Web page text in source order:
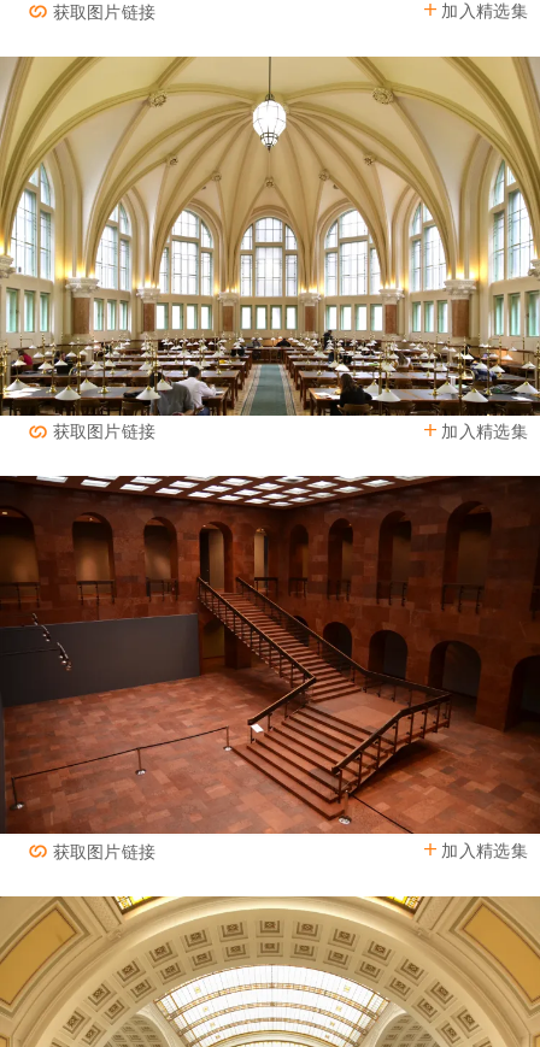
加入精选集
获取图片链接
加入精选集
获取图片链接
加入精选集
获取图片链接